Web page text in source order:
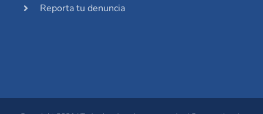
Reporta tu denuncia